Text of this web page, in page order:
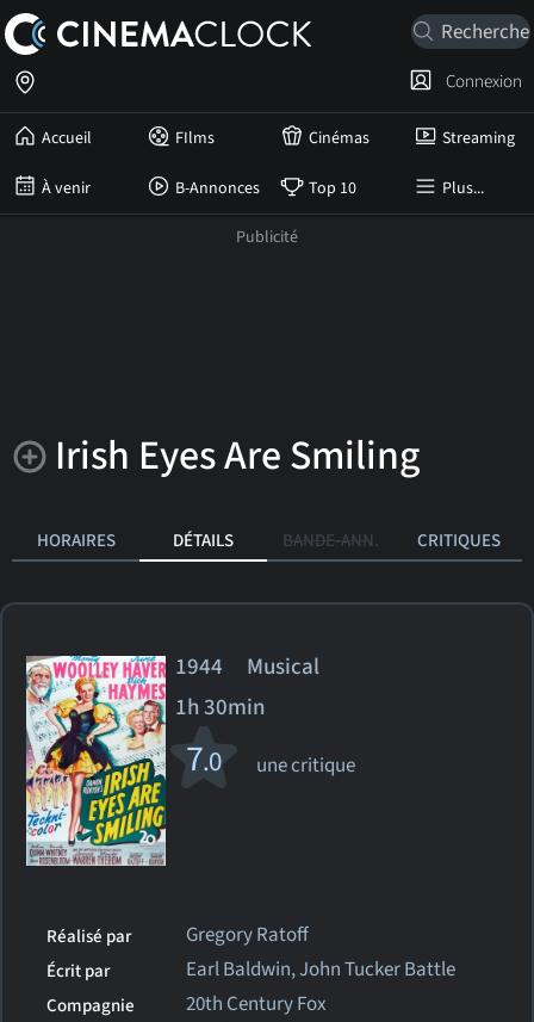
Accueil FIlms Cinémas Streaming
À venir B-Annonces Top 10 Plus...
Connexion
Irish Eyes Are Smiling
HORAIRES DÉTAILS BANDE-ANN. CRITIQUES
1944 Musical
1h 30min
7.0 une critique
Réalisé par Gregory Ratoff
Écrit par Earl Baldwin, John Tucker Battle
Compagnie 20th Century Fox